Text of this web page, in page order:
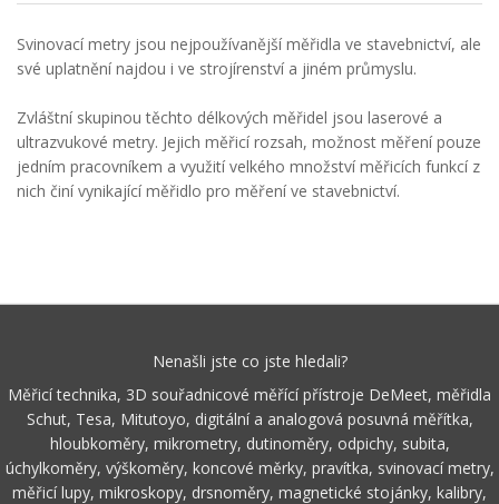
Svinovací metry jsou nejpoužívanější měřidla ve stavebnictví, ale
své uplatnění najdou i ve strojírenství a jiném průmyslu.
Zvláštní skupinou těchto délkových měřidel jsou laserové a
ultrazvukové metry. Jejich měřicí rozsah, možnost měření pouze
jedním pracovníkem a využití velkého množství měřicích funkcí z
nich činí vynikající měřidlo pro měření ve stavebnictví.
Nenašli jste co jste hledali?
Měřicí technika, 3D souřadnicové měřící přístroje DeMeet, měřidla
Schut, Tesa, Mitutoyo, digitální a analogová posuvná měřítka,
hloubkoměry, mikrometry, dutinoměry, odpichy, subita,
úchylkoměry, výškoměry, koncové měrky, pravítka, svinovací metry,
měřicí lupy, mikroskopy, drsnoměry, magnetické stojánky, kalibry,